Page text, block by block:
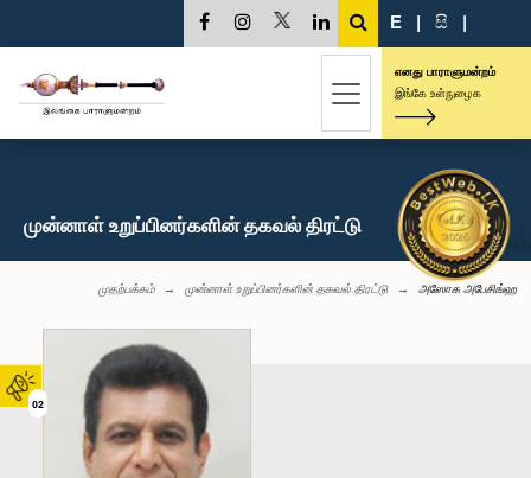
02
E | සි |
எனது பாராளுமன்றம்
இங்கே உள்நுழைக
முன்னாள் உறுப்பினர்களின் தகவல் திரட்டு
முதற்பக்கம் முன்னாள் உறுப்பினர்களின் தகவல் திரட்டு அஸோக அபேசிங்ஹ